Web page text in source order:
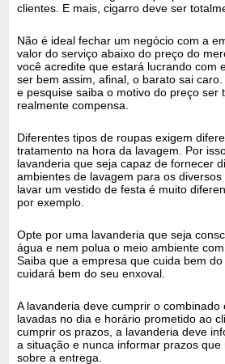
clientes. E mais, cigarro deve ser
Não é ideal fechar um negócio com a
valor do serviço abaixo do preço do
você acredite que estará lucrando com
ser bem assim, afinal, o barato sai
e pesquise saiba o motivo do preço ser
realmente compensa.
Diferentes tipos de roupas exigem
tratamento na hora da lavagem. Por
lavanderia que seja capaz de fornecer
ambientes de lavagem para os diversos
lavar um vestido de festa é muito
por exemplo.
Opte por uma lavanderia que seja
água e nem polua o meio ambiente
Saiba que a empresa que cuida bem do
cuidará bem do seu enxoval.
A lavanderia deve cumprir o
lavadas no dia e horário prometido ao
cumprir os prazos, a lavanderia deve
a situação e nunca informar prazos
sobre a entrega.